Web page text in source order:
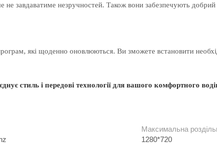
завдаватиме незручностей. Також вони забезпечують добрий
які щоденно оновлюються. Ви зможете встановити
стиль і передові технологіїдля вашого комфортного
Максимальна
1280*720